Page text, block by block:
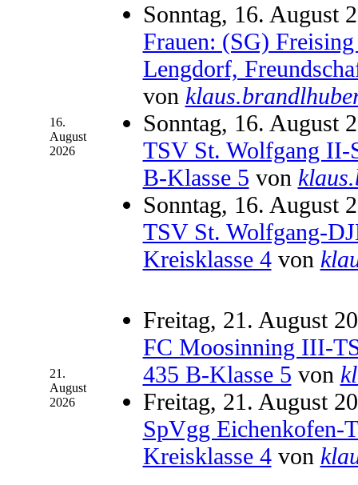
16.
August
2026
Sonntag, 16. August
Frauen: (SG)
Lengdorf,
von
Sonntag, 16. August
TSV St. Wolfgang II-
B-Klasse 5 von
Sonntag, 16. August
TSV St. Wolfgang-
Kreisklasse 4von
21.
August
2026
Freitag, 21. August
FC Moosinning III-
435 B-Klasse 5 von
Freitag, 21. August
SpVgg Eichenkofen-
Kreisklasse 4von